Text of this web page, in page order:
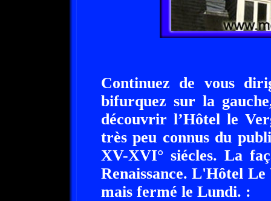
Continuez de vous
bifurquez sur la
découvrir l’Hôtel le
très peu connus du
XV-XVI° siécles. La
Renaissance. L'Hôtel
mais fermé le Lundi. :